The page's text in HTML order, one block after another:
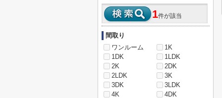
1件が該当
間取り
ワンルーム
1K
1DK
1LDK
2K
2DK
2LDK
3K
3DK
3LDK
4K
4DK